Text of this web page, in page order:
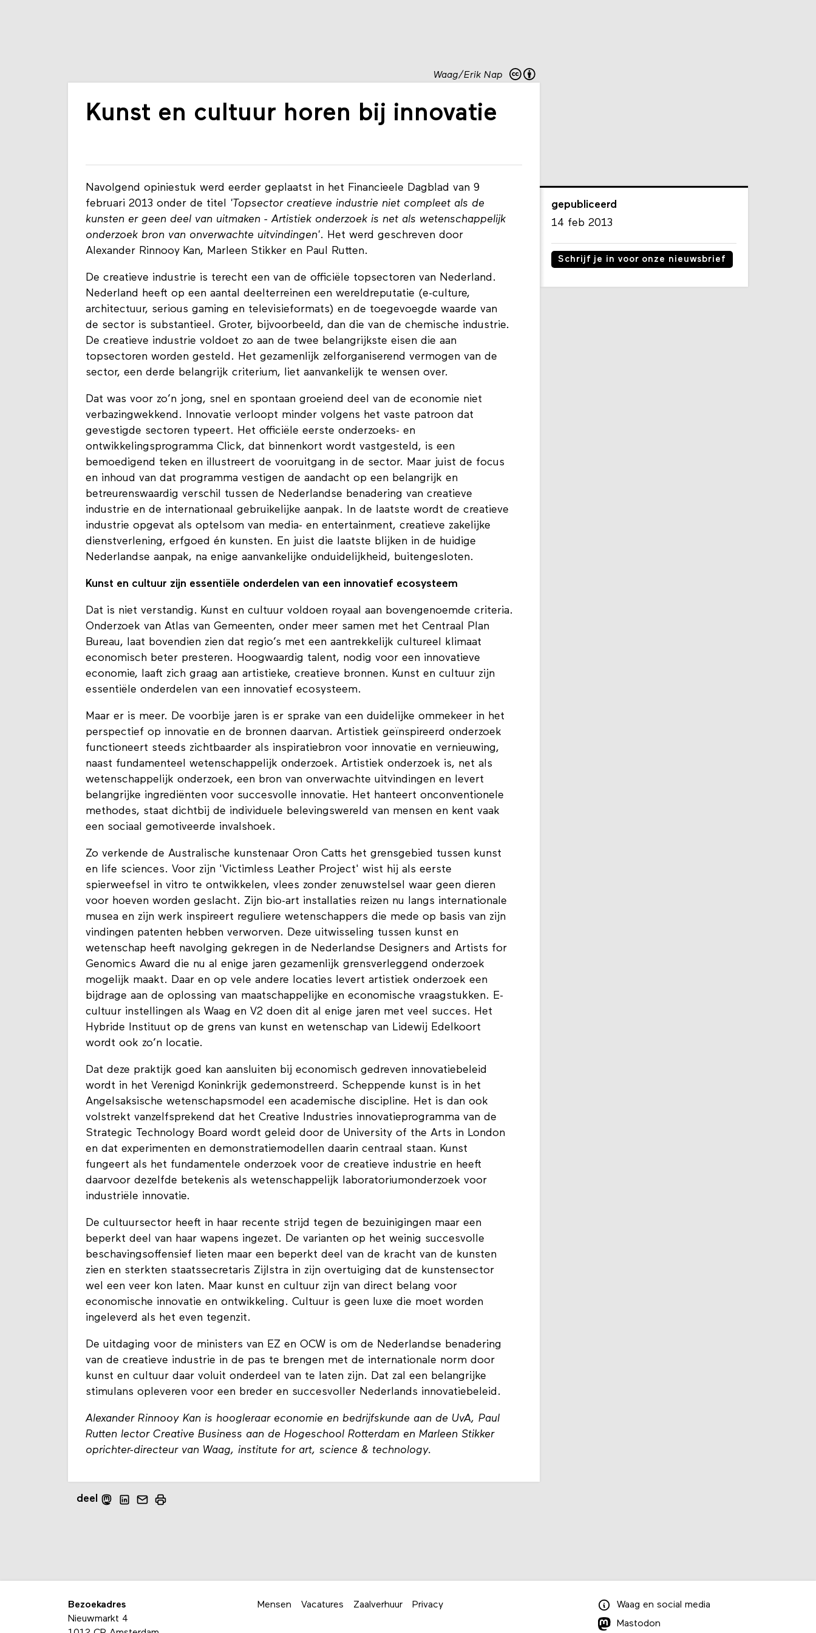
Waag/Erik Nap
Kunst en cultuur horen bij innovatie
Navolgend opiniestuk werd eerder geplaatst in het Financieele Dagblad van 9
februari 2013 onder de titel 'Topsector creatieve industrie niet compleet als de
kunsten er geen deel van uitmaken - Artistiek onderzoek is net als wetenschappelijk
onderzoek bron van onverwachte uitvindingen'. Het werd geschreven door
Alexander Rinnooy Kan, Marleen Stikker en Paul Rutten.
De creatieve industrie is terecht een van de officiële topsectoren van Nederland.
Nederland heeft op een aantal deelterreinen een wereldreputatie (e-culture,
architectuur, serious gaming en televisieformats) en de toegevoegde waarde van
de sector is substantieel. Groter, bijvoorbeeld, dan die van de chemische industrie.
De creatieve industrie voldoet zo aan de twee belangrijkste eisen die aan
topsectoren worden gesteld. Het gezamenlijk zelforganiserend vermogen van de
sector, een derde belangrijk criterium, liet aanvankelijk te wensen over.
Dat was voor zo’n jong, snel en spontaan groeiend deel van de economie niet
verbazingwekkend. Innovatie verloopt minder volgens het vaste patroon dat
gevestigde sectoren typeert. Het officiële eerste onderzoeks- en
ontwikkelingsprogramma Click, dat binnenkort wordt vastgesteld, is een
bemoedigend teken en illustreert de vooruitgang in de sector. Maar juist de focus
en inhoud van dat programma vestigen de aandacht op een belangrijk en
betreurenswaardig verschil tussen de Nederlandse benadering van creatieve
industrie en de internationaal gebruikelijke aanpak. In de laatste wordt de creatieve
industrie opgevat als optelsom van media- en entertainment, creatieve zakelijke
dienstverlening, erfgoed én kunsten. En juist die laatste blijken in de huidige
Nederlandse aanpak, na enige aanvankelijke onduidelijkheid, buitengesloten.
Kunst en cultuur zijn essentiële onderdelen van een innovatief ecosysteem
Dat is niet verstandig. Kunst en cultuur voldoen royaal aan bovengenoemde criteria.
Onderzoek van Atlas van Gemeenten, onder meer samen met het Centraal Plan
Bureau, laat bovendien zien dat regio’s met een aantrekkelijk cultureel klimaat
economisch beter presteren. Hoogwaardig talent, nodig voor een innovatieve
economie, laaft zich graag aan artistieke, creatieve bronnen. Kunst en cultuur zijn
essentiële onderdelen van een innovatief ecosysteem.
Maar er is meer. De voorbije jaren is er sprake van een duidelijke ommekeer in het
perspectief op innovatie en de bronnen daarvan. Artistiek geïnspireerd onderzoek
functioneert steeds zichtbaarder als inspiratiebron voor innovatie en vernieuwing,
naast fundamenteel wetenschappelijk onderzoek. Artistiek onderzoek is, net als
wetenschappelijk onderzoek, een bron van onverwachte uitvindingen en levert
belangrijke ingrediënten voor succesvolle innovatie. Het hanteert onconventionele
methodes, staat dichtbij de individuele belevingswereld van mensen en kent vaak
een sociaal gemotiveerde invalshoek.
Zo verkende de Australische kunstenaar Oron Catts het grensgebied tussen kunst
en life sciences. Voor zijn 'Victimless Leather Project' wist hij als eerste
spierweefsel in vitro te ontwikkelen, vlees zonder zenuwstelsel waar geen dieren
voor hoeven worden geslacht. Zijn bio-art installaties reizen nu langs internationale
musea en zijn werk inspireert reguliere wetenschappers die mede op basis van zijn
vindingen patenten hebben verworven. Deze uitwisseling tussen kunst en
wetenschap heeft navolging gekregen in de Nederlandse Designers and Artists for
Genomics Award die nu al enige jaren gezamenlijk grensverleggend onderzoek
mogelijk maakt. Daar en op vele andere locaties levert artistiek onderzoek een
bijdrage aan de oplossing van maatschappelijke en economische vraagstukken. E-
cultuur instellingen als Waag en V2 doen dit al enige jaren met veel succes. Het
Hybride Instituut op de grens van kunst en wetenschap van Lidewij Edelkoort
wordt ook zo’n locatie.
Dat deze praktijk goed kan aansluiten bij economisch gedreven innovatiebeleid
wordt in het Verenigd Koninkrijk gedemonstreerd. Scheppende kunst is in het
Angelsaksische wetenschapsmodel een academische discipline. Het is dan ook
volstrekt vanzelfsprekend dat het Creative Industries innovatieprogramma van de
Strategic Technology Board wordt geleid door de University of the Arts in London
en dat experimenten en demonstratiemodellen daarin centraal staan. Kunst
fungeert als het fundamentele onderzoek voor de creatieve industrie en heeft
daarvoor dezelfde betekenis als wetenschappelijk laboratoriumonderzoek voor
industriële innovatie.
De cultuursector heeft in haar recente strijd tegen de bezuinigingen maar een
beperkt deel van haar wapens ingezet. De varianten op het weinig succesvolle
beschavingsoffensief lieten maar een beperkt deel van de kracht van de kunsten
zien en sterkten staatssecretaris Zijlstra in zijn overtuiging dat de kunstensector
wel een veer kon laten. Maar kunst en cultuur zijn van direct belang voor
economische innovatie en ontwikkeling. Cultuur is geen luxe die moet worden
ingeleverd als het even tegenzit.
De uitdaging voor de ministers van EZ en OCW is om de Nederlandse benadering
van de creatieve industrie in de pas te brengen met de internationale norm door
kunst en cultuur daar voluit onderdeel van te laten zijn. Dat zal een belangrijke
stimulans opleveren voor een breder en succesvoller Nederlands innovatiebeleid.
Alexander Rinnooy Kan is hoogleraar economie en bedrijfskunde aan de UvA, Paul
Rutten lector Creative Business aan de Hogeschool Rotterdam en Marleen Stikker
oprichter-directeur van Waag, institute for art, science & technology.
gepubliceerd
14 feb 2013
Schrijf je in voor onze nieuwsbrief
deel
Bezoekadres
Nieuwmarkt 4
Mensen Vacatures Zaalverhuur Privacy Waag en social media
Mastodon